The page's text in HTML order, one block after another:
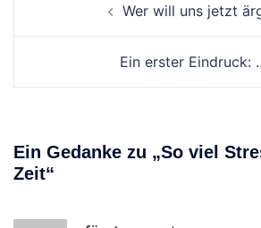
Navigation Wer will uns jetzt
Ein erster Eindruck:
Ein Gedanke zu „So viel
Zeit“